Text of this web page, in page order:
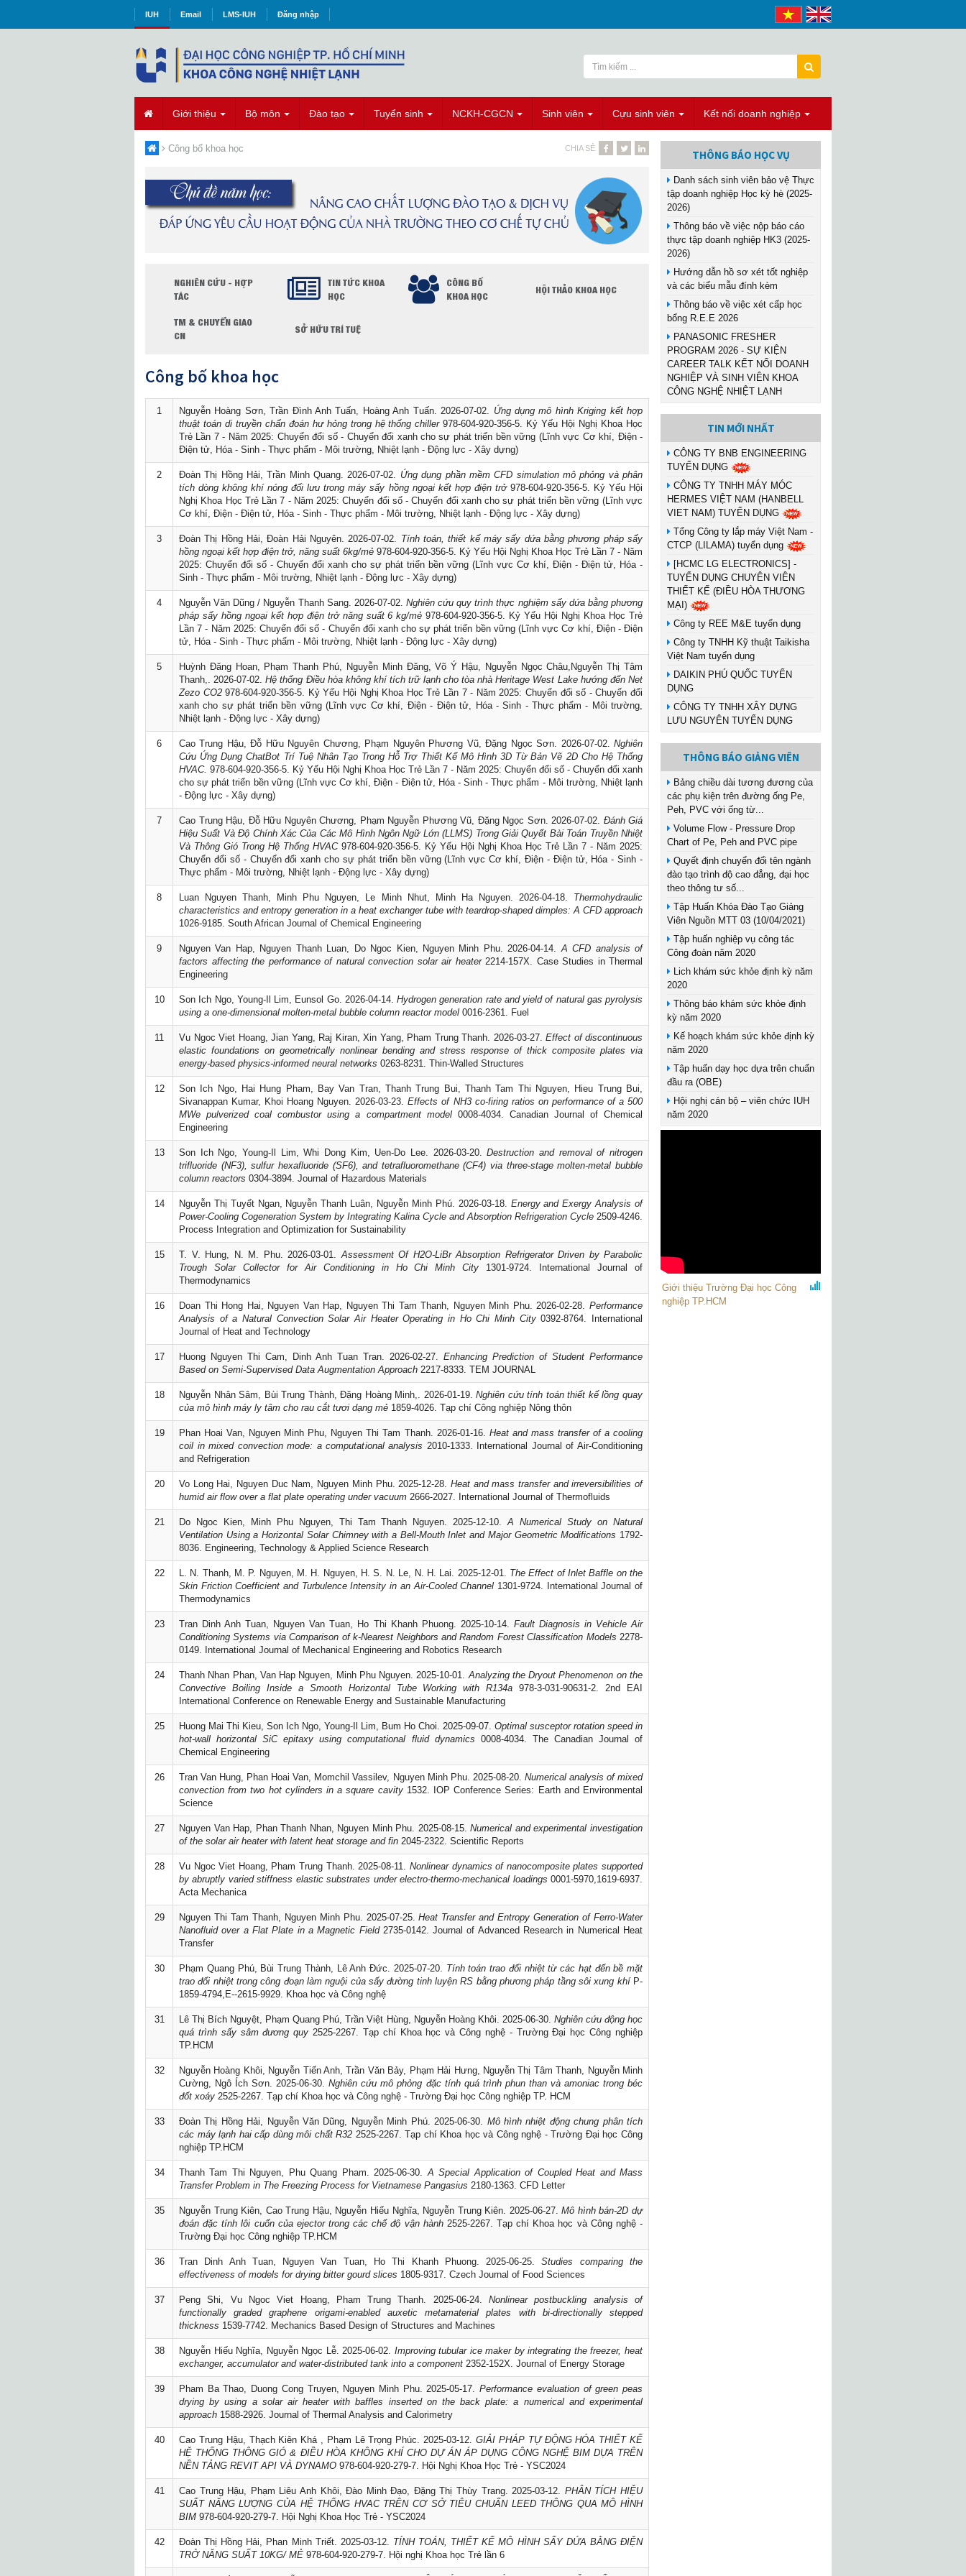
IUH Email LMS-IUH Đăng nhập
Giới thiệu Bộ môn Đào tạo Tuyển sinh NCKH-CGCN Sinh viên Cựu sinh viên Kết nối doanh nghiệp
Công bố khoa học CHIA SẺ
NGHIÊN CỨU - HỢP
TÁC
TIN TỨC KHOA
HỌC
CÔNG BỐ
KHOA HỌC
HỘI THẢO KHOA HỌC
TM & CHUYỂN GIAO
CN
SỞ HỮU TRÍ TUỆ
Công bố khoa học
1 Nguyễn Hoàng Sơn, Trần Đình Anh Tuấn, Hoàng Anh Tuấn. 2026-07-02. Ứng dụng mô hình Kriging kết hợp
thuật toán di truyền chẩn đoán hư hỏng trong hệ thống chiller978-604-920-356-5. Kỷ Yếu Hội Nghị Khoa Học
Trẻ Lần 7 - Năm 2025: Chuyển đổi số - Chuyển đổi xanh cho sự phát triển bền vững (Lĩnh vực Cơ khí, Điện -
Điện tử, Hóa - Sinh - Thực phẩm - Môi trường, Nhiệt lạnh - Động lực - Xây dựng)
2 Đoàn Thị Hồng Hải, Trần Minh Quang. 2026-07-02. Ứng dụng phần mềm CFD simulation mô phỏng và phân
tích dòng không khí nóng đối lưu trong máy sấy hồng ngoại kết hợp điện trở978-604-920-356-5. Kỷ Yếu Hội
Nghị Khoa Học Trẻ Lần 7 - Năm 2025: Chuyển đổi số - Chuyển đổi xanh cho sự phát triển bền vững (Lĩnh vực
Cơ khí, Điện - Điện tử, Hóa - Sinh - Thực phẩm - Môi trường, Nhiệt lạnh - Động lực - Xây dựng)
3 Đoàn Thị Hồng Hải, Đoàn Hải Nguyên. 2026-07-02. Tính toán, thiết kế máy sấy dứa bằng phương pháp sấy
hồng ngoại kết hợp điện trở, năng suất 6kg/mẻ 978-604-920-356-5. Kỷ Yếu Hội Nghị Khoa Học Trẻ Lần 7 - Năm
2025: Chuyển đổi số - Chuyển đổi xanh cho sự phát triển bền vững (Lĩnh vực Cơ khí, Điện - Điện tử, Hóa -
Sinh - Thực phẩm - Môi trường, Nhiệt lạnh - Động lực - Xây dựng)
4 Nguyễn Văn Dũng / Nguyễn Thanh Sang. 2026-07-02. Nghiên cứu quy trình thực nghiệm sấy dứa bằng phương
pháp sấy hồng ngoại kết hợp điện trở năng suất 6 kg/mẻ 978-604-920-356-5. Kỷ Yếu Hội Nghị Khoa Học Trẻ
Lần 7 - Năm 2025: Chuyển đổi số - Chuyển đổi xanh cho sự phát triển bền vững (Lĩnh vực Cơ khí, Điện - Điện
tử, Hóa - Sinh - Thực phẩm - Môi trường, Nhiệt lạnh - Động lực - Xây dựng)
5
Huỳnh Đăng Hoan, Phạm Thanh Phú, Nguyễn Minh Đăng, Võ Ý Hậu, Nguyễn Ngọc Châu,Nguyễn Thị Tâm
Thanh,. 2026-07-02.Hệ thống Điều hòa không khí tích trữ lạnh cho tòa nhà Heritage West Lake hướng đến Net
Zezo CO2978-604-920-356-5. Kỷ Yếu Hội Nghị Khoa Học Trẻ Lần 7 - Năm 2025: Chuyển đổi số - Chuyển đổi
xanh cho sự phát triển bền vững (Lĩnh vực Cơ khí, Điện - Điện tử, Hóa - Sinh - Thực phẩm - Môi trường,
Nhiệt lạnh - Động lực - Xây dựng)
6 Cao Trung Hậu, Đỗ Hữu Nguyên Chương, Phạm Nguyên Phương Vũ, Đặng Ngọc Sơn. 2026-07-02. Nghiên
Cứu Ứng Dụng ChatBot Trí Tuệ Nhân Tạo Trong Hỗ Trợ Thiết Kế Mô Hình 3D Từ Bản Vẽ 2D Cho Hệ Thống
HVAC. 978-604-920-356-5. Kỷ Yếu Hội Nghị Khoa Học Trẻ Lần 7 - Năm 2025: Chuyển đổi số - Chuyển đổi xanh
cho sự phát triển bền vững (Lĩnh vực Cơ khí, Điện - Điện tử, Hóa - Sinh - Thực phẩm - Môi trường, Nhiệt lạnh
- Động lực - Xây dựng)
7 Cao Trung Hậu, Đỗ Hữu Nguyên Chương, Phạm Nguyễn Phương Vũ, Đặng Ngọc Sơn. 2026-07-02. Đánh Giá
Hiệu Suất Và Độ Chính Xác Của Các Mô Hình Ngôn Ngữ Lớn (LLMS) Trong Giải Quyết Bài Toán Truyền Nhiệt
Và Thông Gió Trong Hệ Thống HVAC978-604-920-356-5. Kỷ Yếu Hội Nghị Khoa Học Trẻ Lần 7 - Năm 2025:
Chuyển đổi số - Chuyển đổi xanh cho sự phát triển bền vững (Lĩnh vực Cơ khí, Điện - Điện tử, Hóa - Sinh -
Thực phẩm - Môi trường, Nhiệt lạnh - Động lực - Xây dựng)
8 Luan Nguyen Thanh, Minh Phu Nguyen, Le Minh Nhut, Minh Ha Nguyen. 2026-04-18. Thermohydraulic
characteristics and entropy generation in a heat exchanger tube with teardrop-shaped dimples: A CFD approach
1026-9185. South African Journal of Chemical Engineering
9 Nguyen Van Hap, Nguyen Thanh Luan, Do Ngoc Kien, Nguyen Minh Phu. 2026-04-14.A CFD analysis of
factors affecting the performance of natural convection solar air heater2214-157X. Case Studies in Thermal
Engineering
10 Son Ich Ngo, Young-Il Lim, Eunsol Go. 2026-04-14. Hydrogen generation rate and yield of natural gas pyrolysis
using a one-dimensional molten-metal bubble column reactor model 0016-2361. Fuel
11 Vu Ngoc Viet Hoang, Jian Yang, Raj Kiran, Xin Yang, Pham Trung Thanh. 2026-03-27. Effect of discontinuous
elastic foundations on geometrically nonlinear bending and stress response of thick composite plates via
energy-based physics-informed neural networks 0263-8231. Thin-Walled Structures
12
Son Ich Ngo, Hai Hung Pham, Bay Van Tran, Thanh Trung Bui, Thanh Tam Thi Nguyen, Hieu Trung Bui,
Sivanappan Kumar, Khoi Hoang Nguyen. 2026-03-23.Effects of NH3 co-firing ratios on performance of a 500
MWe pulverized coal combustor using a compartment model0008-4034. Canadian Journal of Chemical
Engineering
13 Son Ich Ngo, Young-Il Lim, Whi Dong Kim, Uen-Do Lee. 2026-03-20.Destruction and removal of nitrogen
trifluoride (NF3), sulfur hexafluoride (SF6), and tetrafluoromethane (CF4) via three-stage molten-metal bubble
column reactors 0304-3894. Journal of Hazardous Materials
14 Nguyễn Thị Tuyết Ngan, Nguyễn Thanh Luân, Nguyễn Minh Phú. 2026-03-18. Energy and Exergy Analysis of
Power-Cooling Cogeneration System by Integrating Kalina Cycle and Absorption Refrigeration Cycle 2509-4246.
Process Integration and Optimization for Sustainability
15 T. V. Hung, N. M. Phu. 2026-03-01.Assessment Of H2O-LiBr Absorption Refrigerator Driven by Parabolic
Trough Solar Collector for Air Conditioning in Ho Chi Minh City 1301-9724. International Journal of
Thermodynamics
16 Doan Thi Hong Hai, Nguyen Van Hap, Nguyen Thi Tam Thanh, Nguyen Minh Phu. 2026-02-28. Performance
Analysis of a Natural Convection Solar Air Heater Operating in Ho Chi Minh City0392-8764. International
Journal of Heat and Technology
17 Huong Nguyen Thi Cam, Dinh Anh Tuan Tran. 2026-02-27. Enhancing Prediction of Student Performance
Based on Semi-Supervised Data Augmentation Approach 2217-8333. TEM JOURNAL
18 Nguyễn Nhân Sâm, Bùi Trung Thành, Đặng Hoàng Minh,. 2026-01-19.Nghiên cứu tính toán thiết kế lồng quay
của mô hình máy ly tâm cho rau cắt tươi dạng mẻ 1859-4026. Tạp chí Công nghiệp Nông thôn
19 Phan Hoai Van, Nguyen Minh Phu, Nguyen Thi Tam Thanh. 2026-01-16. Heat and mass transfer of a cooling
coil in mixed convection mode: a computational analysis 2010-1333. International Journal of Air-Conditioning
and Refrigeration
20 Vo Long Hai, Nguyen Duc Nam, Nguyen Minh Phu. 2025-12-28. Heat and mass transfer and irreversibilities of
humid air flow over a flat plate operating under vacuum 2666-2027. International Journal of Thermofluids
21 Do Ngoc Kien, Minh Phu Nguyen, Thi Tam Thanh Nguyen. 2025-12-10.A Numerical Study on Natural
Ventilation Using a Horizontal Solar Chimney with a Bell-Mouth Inlet and Major Geometric Modifications 1792-
8036. Engineering, Technology & Applied Science Research
22 L. N. Thanh, M. P. Nguyen, M. H. Nguyen, H. S. N. Le, N. H. Lai. 2025-12-01. The Effect of Inlet Baffle on the
Skin Friction Coefficient and Turbulence Intensity in an Air-Cooled Channel 1301-9724. International Journal of
Thermodynamics
23 Tran Dinh Anh Tuan, Nguyen Van Tuan, Ho Thi Khanh Phuong. 2025-10-14. Fault Diagnosis in Vehicle Air
Conditioning Systems via Comparison of k-Nearest Neighbors and Random Forest Classification Models 2278-
0149. International Journal of Mechanical Engineering and Robotics Research
24 Thanh Nhan Phan, Van Hap Nguyen, Minh Phu Nguyen. 2025-10-01.Analyzing the Dryout Phenomenon on the
Convective Boiling Inside a Smooth Horizontal Tube Working with R134a 978-3-031-90631-2. 2nd EAI
International Conference on Renewable Energy and Sustainable Manufacturing
25 Huong Mai Thi Kieu, Son Ich Ngo, Young-Il Lim, Bum Ho Choi. 2025-09-07. Optimal susceptor rotation speed in
hot-wall horizontal SiC epitaxy using computational fluid dynamics 0008-4034. The Canadian Journal of
Chemical Engineering
26 Tran Van Hung, Phan Hoai Van, Momchil Vassilev, Nguyen Minh Phu. 2025-08-20. Numerical analysis of mixed
convection from two hot cylinders in a square cavity1532. IOP Conference Series: Earth and Environmental
Science
27 Nguyen Van Hap, Phan Thanh Nhan, Nguyen Minh Phu. 2025-08-15.Numerical and experimental investigation
of the solar air heater with latent heat storage and fin 2045-2322. Scientific Reports
28 Vu Ngoc Viet Hoang, Pham Trung Thanh. 2025-08-11. Nonlinear dynamics of nanocomposite plates supported
by abruptly varied stiffness elastic substrates under electro-thermo-mechanical loadings 0001-5970,1619-6937.
Acta Mechanica
29 Nguyen Thi Tam Thanh, Nguyen Minh Phu. 2025-07-25.Heat Transfer and Entropy Generation of Ferro-Water
Nanofluid over a Flat Plate in a Magnetic Field2735-0142. Journal of Advanced Research in Numerical Heat
Transfer
30 Phạm Quang Phú, Bùi Trung Thành, Lê Anh Đức. 2025-07-20. Tính toán trao đổi nhiệt từ các hạt đến bề mặt
trao đổi nhiệt trong công đoạn làm nguội của sấy đường tinh luyện RS bằng phương pháp tầng sôi xung khíP-
1859-4794,E--2615-9929. Khoa học và Công nghệ
31 Lê Thị Bích Nguyệt, Phạm Quang Phú, Trần Việt Hùng, Nguyễn Hoàng Khôi. 2025-06-30. Nghiên cứu động học
quá trình sấy sâm đương quy 2525-2267. Tạp chí Khoa học và Công nghệ - Trường Đại học Công nghiệp
TP.HCM
32
Nguyễn Hoàng Khôi, Nguyễn Tiến Anh, Trần Văn Bảy, Phạm Hải Hưng, Nguyễn Thị Tâm Thanh, Nguyễn Minh
Cường, Ngô Ích Sơn. 2025-06-30.Nghiên cứu mô phỏng đặc tính quá trình phun than và amoniac trong béc
đốt xoáy 2525-2267. Tạp chí Khoa học và Công nghệ - Trường Đại học Công nghiệp TP. HCM
33 Đoàn Thị Hồng Hải, Nguyễn Văn Dũng, Nguyễn Minh Phú. 2025-06-30. Mô hình nhiệt động chung phân tích
các máy lạnh hai cấp dùng môi chất R32 2525-2267. Tạp chí Khoa học và Công nghệ - Trường Đại học Công
nghiệp TP.HCM
34 Thanh Tam Thi Nguyen, Phu Quang Pham. 2025-06-30.A Special Application of Coupled Heat and Mass
Transfer Problem in The Freezing Process for Vietnamese Pangasius 2180-1363. CFD Letter
35 Nguyễn Trung Kiên, Cao Trung Hậu, Nguyễn Hiếu Nghĩa, Nguyễn Trung Kiên. 2025-06-27.Mô hình bán-2D dự
đoán đặc tính lôi cuốn của ejector trong các chế độ vận hành2525-2267. Tạp chí Khoa học và Công nghệ -
Trường Đại học Công nghiệp TP.HCM
36 Tran Dinh Anh Tuan, Nguyen Van Tuan, Ho Thi Khanh Phuong. 2025-06-25.Studies comparing the
effectiveness of models for drying bitter gourd slices 1805-9317. Czech Journal of Food Sciences
37 Peng Shi, Vu Ngoc Viet Hoang, Pham Trung Thanh. 2025-06-24.Nonlinear postbuckling analysis of
functionally graded graphene origami-enabled auxetic metamaterial plates with bi-directionally stepped
thickness 1539-7742. Mechanics Based Design of Structures and Machines
38 Nguyễn Hiếu Nghĩa, Nguyễn Ngọc Lễ. 2025-06-02. Improving tubular ice maker by integrating the freezer, heat
exchanger, accumulator and water-distributed tank into a component 2352-152X. Journal of Energy Storage
39 Pham Ba Thao, Duong Cong Truyen, Nguyen Minh Phu. 2025-05-17.Performance evaluation of green peas
drying by using a solar air heater with baffles inserted on the back plate: a numerical and experimental
approach 1588-2926. Journal of Thermal Analysis and Calorimetry
40 Cao Trung Hậu, Thạch Kiên Khá , Phạm Lê Trọng Phúc. 2025-03-12. GIẢI PHÁP TỰ ĐỘNG HÓA THIẾT KẾ
HỆ THỐNG THÔNG GIÓ & ĐIỀU HÒA KHÔNG KHÍ CHO DỰ ÁN ÁP DỤNG CÔNG NGHỆ BIM DỰA TRÊN
NỀN TẢNG REVIT API VÀ DYNAMO 978-604-920-279-7. Hội Nghị Khoa Học Trẻ - YSC2024
41 Cao Trung Hậu, Phạm Liêu Anh Khôi, Đào Minh Đạo, Đặng Thị Thùy Trang. 2025-03-12. PHÂN TÍCH HIỆU
SUẤT NĂNG LƯỢNG CỦA HỆ THỐNG HVAC TRÊN CƠ SỞ TIÊU CHUẨN LEED THÔNG QUA MÔ HÌNH
BIM 978-604-920-279-7. Hội Nghị Khoa Học Trẻ - YSC2024
42 Đoàn Thị Hồng Hải, Phan Minh Triết. 2025-03-12. TÍNH TOÁN, THIẾT KẾ MÔ HÌNH SẤY DỨA BẰNG ĐIỆN
TRỞ NĂNG SUẤT 10KG/ MẺ 978-604-920-279-7. Hội nghị Khoa học Trẻ lần 6
THÔNG BÁO HỌC VỤ
Danh sách sinh viên bảo vệ Thực
tập doanh nghiệp Học kỳ hè (2025-
2026)
Thông báo về việc nộp báo cáo
thực tập doanh nghiệp HK3 (2025-
2026)
Hướng dẫn hồ sơ xét tốt nghiệp
và các biểu mẫu đính kèm
Thông báo về việc xét cấp học
bổng R.E.E 2026
PANASONIC FRESHER
PROGRAM 2026 - SỰ KIỆN
CAREER TALK KẾT NỐI DOANH
NGHIỆP VÀ SINH VIÊN KHOA
CÔNG NGHỆ NHIỆT LẠNH
TIN MỚI NHẤT
CÔNG TY BNB ENGINEERING
TUYỂN DỤNG
CÔNG TY TNHH MÁY MÓC
HERMES VIỆT NAM (HANBELL
VIET NAM) TUYỂN DỤNG
Tổng Công ty lắp máy Việt Nam -
CTCP (LILAMA) tuyển dụng
[HCMC LG ELECTRONICS] -
TUYỂN DỤNG CHUYÊN VIÊN
THIẾT KẾ (ĐIỀU HÒA THƯƠNG
MẠI)
Công ty REE M&E tuyển dụng
Công ty TNHH Kỹ thuật Taikisha
Việt Nam tuyển dụng
DAIKIN PHÚ QUỐC TUYỂN
DỤNG
CÔNG TY TNHH XÂY DỰNG
LƯU NGUYÊN TUYỂN DỤNG
THÔNG BÁO GIẢNG VIÊN
Bảng chiều dài tương đương của
các phụ kiện trên đường ống Pe,
Peh, PVC với ống từ...
Volume Flow - Pressure Drop
Chart of Pe, Peh and PVC pipe
Quyết định chuyển đổi tên ngành
đào tạo trình độ cao đẳng, đại học
theo thông tư số...
Tập Huấn Khóa Đào Tạo Giảng
Viên Nguồn MTT 03 (10/04/2021)
Tập huấn nghiệp vụ công tác
Công đoàn năm 2020
Lich khám sức khỏe định kỳ năm
2020
Thông báo khám sức khỏe định
kỳ năm 2020
Kế hoạch khám sức khỏe định kỳ
năm 2020
Tập huấn dạy học dựa trên chuẩn
đầu ra (OBE)
Hội nghị cán bộ – viên chức IUH
năm 2020
Giới thiệu Trường Đại học Công
nghiệp TP.HCM